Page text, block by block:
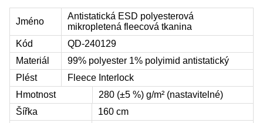
Jméno
Antistatická ESD polyesterová
mikropletená fleecová tkanina
Kód
QD-240129
Materiál
99% polyester 1% polyimid antistatický
Plést
Fleece Interlock
Hmotnost
280 (±5 %) g/m² (nastavitelné)
Šířka
160 cm